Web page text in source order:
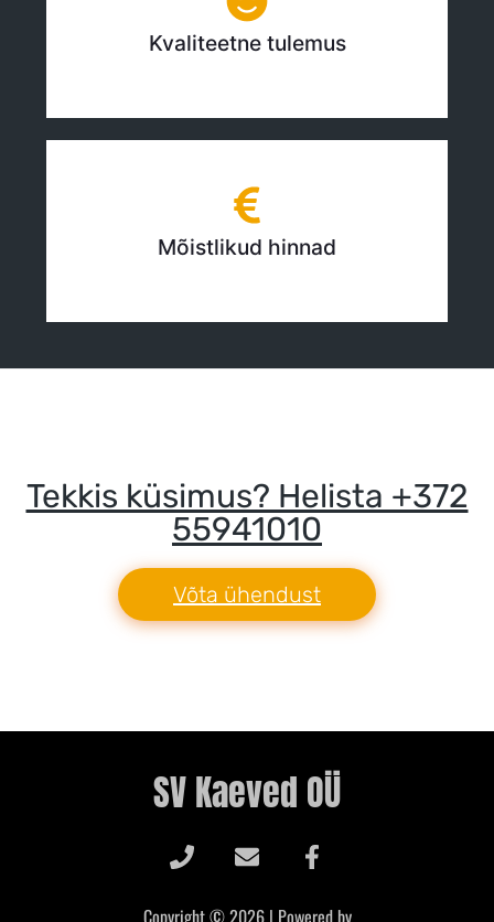
Kvaliteetne tulemus
Mõistlikud hinnad
Tekkis küsimus? Helista +372
55941010
Võta ühendust
SV Kaeved OÜ
Copyright © 2026 | Powered by